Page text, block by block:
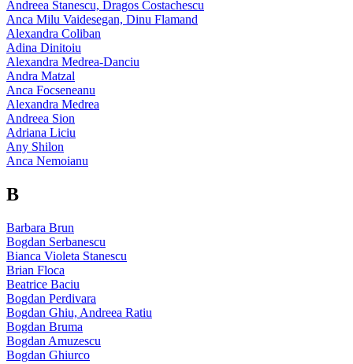
Andreea Stanescu, Dragos Costachescu
Anca Milu Vaidesegan, Dinu Flamand
Alexandra Coliban
Adina Dinitoiu
Alexandra Medrea-Danciu
Andra Matzal
Anca Focseneanu
Alexandra Medrea
Andreea Sion
Adriana Liciu
Any Shilon
Anca Nemoianu
B
Barbara Brun
Bogdan Serbanescu
Bianca Violeta Stanescu
Brian Floca
Beatrice Baciu
Bogdan Perdivara
Bogdan Ghiu, Andreea Ratiu
Bogdan Bruma
Bogdan Amuzescu
Bogdan Ghiurco